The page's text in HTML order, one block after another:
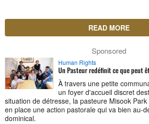
READ MORE
Sponsored
Human Rights
Un Pasteur redéfinit ce que peut
À travers une petite
un foyer d'accueil discret
situation de détresse, la pasteure Misook
en place une action pastorale qui va bien au-
dominical.